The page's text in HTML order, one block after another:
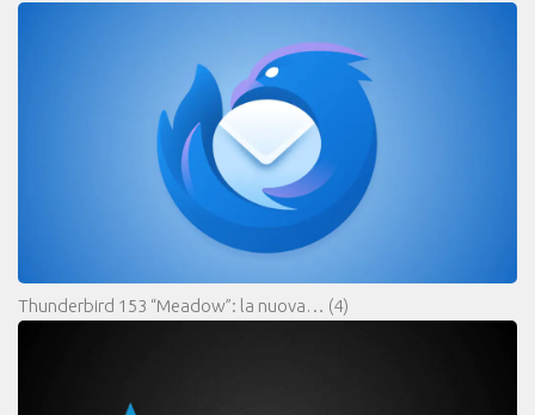
Thunderbird 153 “Meadow”: la nuova… (4)